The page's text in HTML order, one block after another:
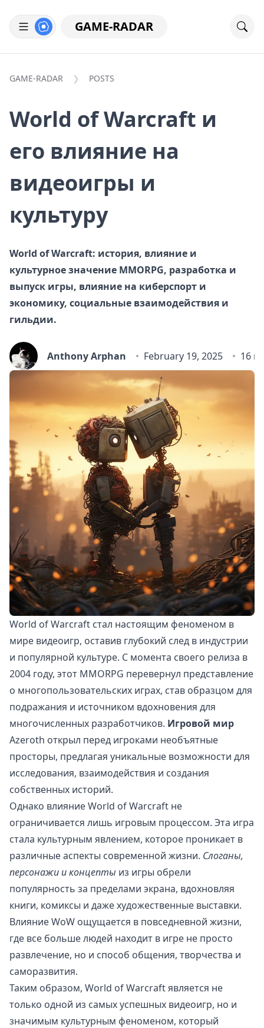
GAME-RADAR
GAME-RADAR POSTS
World of Warcraft и
его влияние на
видеоигры и
культуру
World of Warcraft: история, влияние и
культурное значение MMORPG, разработка и
выпуск игры, влияние на киберспорт и
экономику, социальные взаимодействия и
гильдии.
Anthony Arphan February 19, 2025 16
World of Warcraft стал настоящим феноменом в
мире видеоигр, оставив глубокий след в индустрии
и популярной культуре. С момента своего релиза в
2004 году, этот MMORPG перевернул представление
о многопользовательских играх, став образцом для
подражания и источником вдохновения для
многочисленных разработчиков. Игровой мир
Azeroth открыл перед игроками необъятные
просторы, предлагая уникальные возможности для
исследования, взаимодействия и создания
собственных историй.
Однако влияние World of Warcraft не
ограничивается лишь игровым процессом. Эта игра
стала культурным явлением, которое проникает в
различные аспекты современной жизни. Слоганы,
персонажи и концепты из игры обрели
популярность за пределами экрана, вдохновляя
книги, комиксы и даже художественные выставки.
Влияние WoW ощущается в повседневной жизни,
где все больше людей находит в игре не просто
развлечение, но и способ общения, творчества и
саморазвития.
Таким образом, World of Warcraft является не
только одной из самых успешных видеоигр, но и
значимым культурным феноменом, который